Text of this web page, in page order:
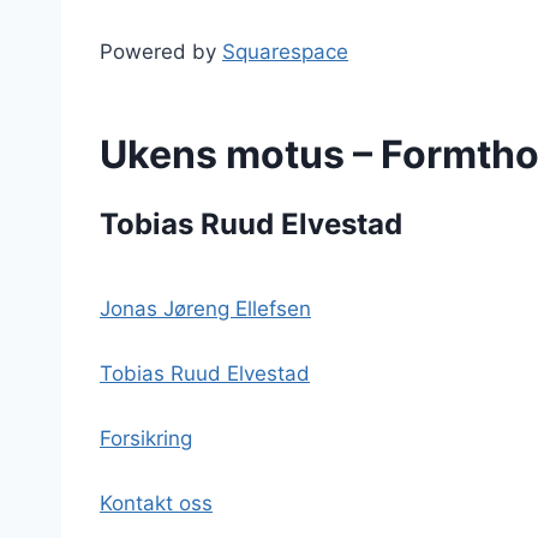
Powered by Squarespace
Ukens motus –
Tobias Ruud Elvestad
Jonas Jøreng Ellefsen
Tobias Ruud Elvestad
Forsikring
Kontakt oss